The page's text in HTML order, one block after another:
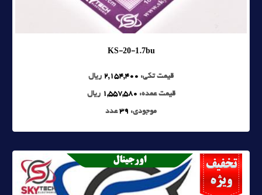
KS-20-1.7bu
قیمت تکی: 2,154,400 ریال
قیمت عمده: 1,557,580 ریال
موجودی: 39عدد